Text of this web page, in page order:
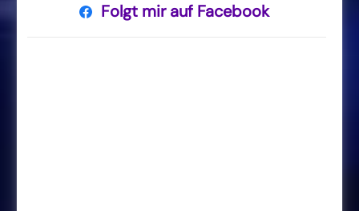
Folgt mir auf Facebook